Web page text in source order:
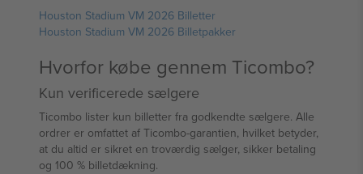
Houston Stadium VM 2026 Billetter
Houston Stadium VM 2026 Billetpakker
Hvorfor købe gennem Ticombo?
Kun verificerede sælgere
Ticombo lister kun billetter fra godkendte sælgere. Alle
ordrer er omfattet af Ticombo-garantien, hvilket betyder,
at du altid er sikret en troværdig sælger, sikker betaling
og 100 % billetdækning.